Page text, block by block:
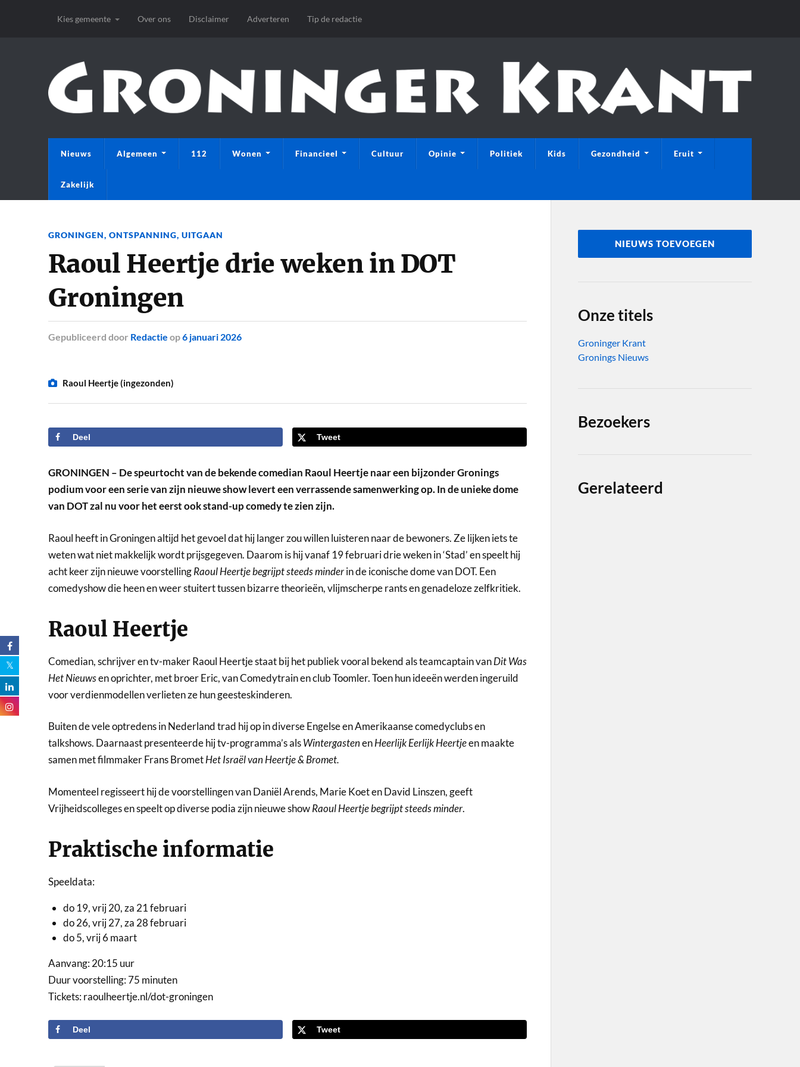
Kies gemeente Over ons Disclaimer Adverteren Tip de redactie
Nieuws Algemeen 112 Wonen Financieel Cultuur Opinie Politiek Kids Gezondheid Eruit
Zakelijk
GRONINGEN, ONTSPANNING, UITGAAN
Raoul Heertje drie weken in DOT
Groningen
Gepubliceerd door Redactie op6 januari 2026
Raoul Heertje (ingezonden)
Deel Tweet
GRONINGEN – De speurtocht van de bekende comedian Raoul Heertje naar een bijzonder Gronings
podium voor een serie van zijn nieuwe show levert een verrassende samenwerking op. In de unieke dome
van DOT zal nu voor het eerst ook stand-up comedy te zien zijn.
Raoul heeft in Groningen altijd het gevoel dat hij langer zou willen luisteren naar de bewoners. Ze lijken iets te
weten wat niet makkelijk wordt prijsgegeven. Daarom is hij vanaf 19 februari drie weken in ‘Stad’ en speelt hij
acht keer zijn nieuwe voorstellingRaoul Heertje begrijpt steeds minderin de iconische dome van DOT. Een
comedyshow die heen en weer stuitert tussen bizarre theorieën, vlijmscherpe rants en genadeloze zelfkritiek.
Raoul Heertje
Comedian, schrijver en tv-maker Raoul Heertje staat bij het publiek vooral bekend als teamcaptain vanDit Was
Het Nieuwsen oprichter, met broer Eric, van Comedytrain en club Toomler. Toen hun ideeën werden ingeruild
voor verdienmodellen verlieten ze hun geesteskinderen.
Buiten de vele optredens in Nederland trad hij op in diverse Engelse en Amerikaanse comedyclubs en
talkshows. Daarnaast presenteerde hij tv-programma’s alsWintergastenenHeerlijk Eerlijk Heertjeen maakte
samen met filmmaker Frans BrometHet Israël van Heertje & Bromet.
Momenteel regisseert hij de voorstellingen van Daniël Arends, Marie Koet en David Linszen, geeft
Vrijheidscolleges en speelt op diverse podia zijn nieuwe showRaoul Heertje begrijpt steeds minder.
Praktische informatie
Speeldata:
do 19, vrij 20, za 21 februari
do 26, vrij 27, za 28 februari
do 5, vrij 6 maart
Aanvang: 20:15 uur
Duur voorstelling: 75 minuten
Tickets: raoulheertje.nl/dot-groningen
Deel Tweet
NIEUWS TOEVOEGEN
Onze titels
Groninger Krant
Gronings Nieuws
Bezoekers
Gerelateerd